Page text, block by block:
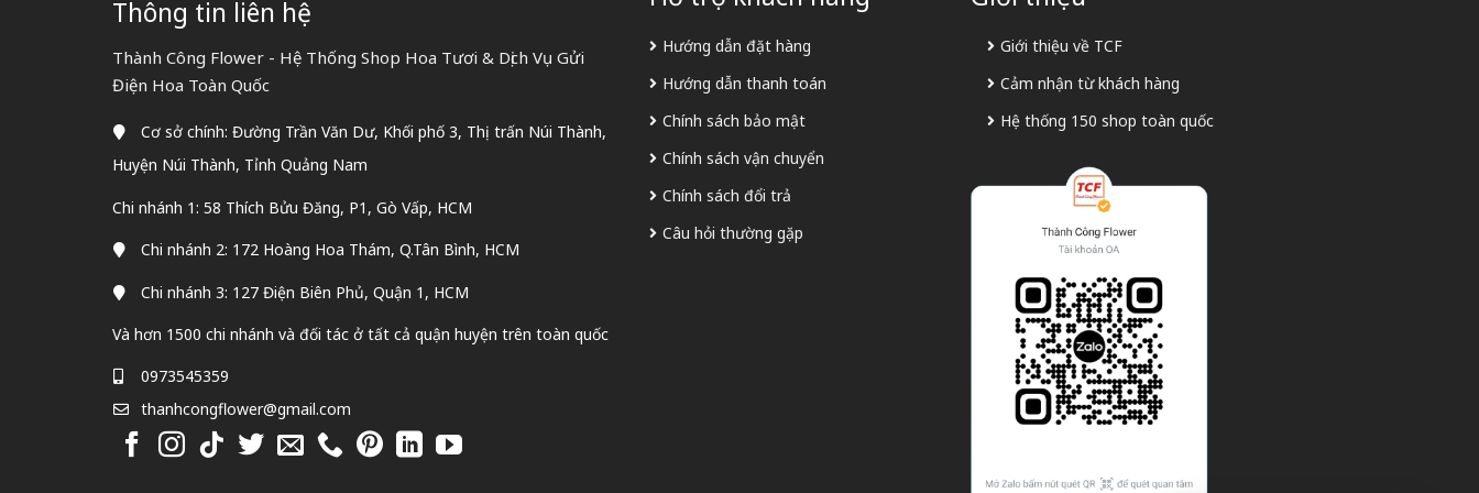
Thông tin liên hệ
Thành Công Flower - Hệ Thống Shop Hoa Tươi & Dịch Vụ Gửi
Điện Hoa Toàn Quốc
Cơ sở chính: Đường Trần Văn Dư, Khối phố 3, Thị trấn Núi Thành,
Huyện Núi Thành, Tỉnh Quảng Nam
Chi nhánh 1: 58 Thích Bửu Đăng, P1, Gò Vấp, HCM
Chi nhánh 2: 172 Hoàng Hoa Thám, Q.Tân Bình, HCM
Chi nhánh 3: 127 Điện Biên Phủ, Quận 1, HCM
Và hơn 1500 chi nhánh và đối tác ở tất cả quận huyện trên toàn quốc
0973545359
thanhcongflower@gmail.com
Hướng dẫn đặt hàng
Hướng dẫn thanh toán
Chính sách bảo mật
Chính sách vận chuyển
Chính sách đổi trả
Câu hỏi thường gặp
Giới thiệu về TCF
Cảm nhận từ khách hàng
Hệ thống 150 shop toàn quốc